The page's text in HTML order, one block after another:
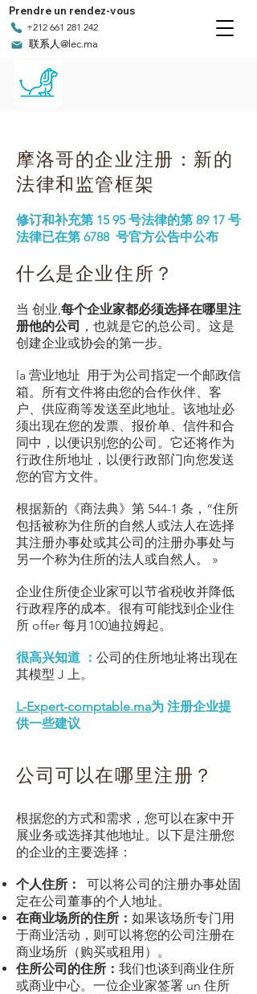
+212 661 281 242
联系人@lec.ma
Prendre un rendez-vous
摩洛哥的企业注册：新的
法律和监管框架
修订和补充第 15 95 号法律的第 89 17 号
法律已在第 6788 号官方公告中公布
什么是企业住所？
当 创业,每个企业家都必须选择在哪里注
册他的公司 ，也就是它的总公司。这是
创建企业或协会的第一步。
la 营业地址 用于为公司指定一个邮政信
箱。所有文件将由您的合作伙伴、客
户、供应商等发送至此地址。该地址必
须出现在您的发票、报价单、信件和合
同中，以便识别您的公司。它还将作为
行政住所地址，以便行政部门向您发送
您的官方文件。
根据新的《商法典》第 544-1 条，“住所
包括被称为住所的自然人或法人在选择
其注册办事处或其公司的注册办事处与
另一个称为住所的法人或自然人。 »
企业住所使企业家可以节省税收并降低
行政程序的成本。很有可能找到企业住
所 offer 每月100迪拉姆起。
很高兴知道 ： 公司的住所地址将出现在
其模型 J 上。
L-Expert-comptable.ma为 注册企业提
供一些建议
公司可以在哪里注册？
根据您的方式和需求，您可以在家中开
展业务或选择其他地址。以下是注册您
的企业的主要选择：
个人住所 ：
可以将公司的注册办事处固
定在公司董事的个人地址。
在商业场所的住所 ： 如果该场所专门用
于商业活动，则可以将您的公司注册在
商业场所（购买或租用）。
住所公司的住所 ： 我们也谈到商业住所
或商业中心。一位企业家签署 un 住所